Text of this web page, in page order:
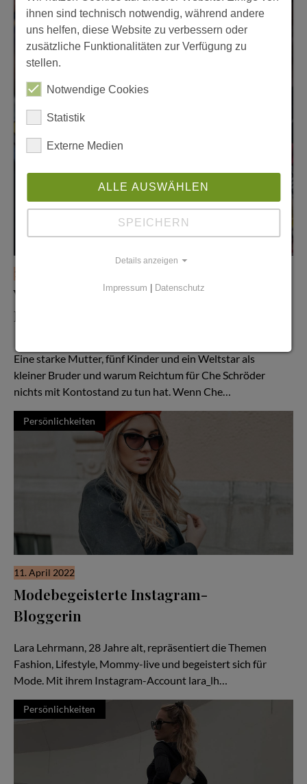
16. April 2026
Vom Prinzenpark zum
Familienimperium
Eine starke Mutter, fünf Kinder und ein Weltstar als
kleiner Bruder und warum Reichtum für Che Schröder
nichts mit Kontostand zu tun hat. Wenn Che…
Persönlichkeiten
11. April 2022
Modebegeisterte Instagram-
Bloggerin
Lara Lehrmann, 28 Jahre alt, repräsentiert die Themen
Fashion, Lifestyle, Mommy-live und begeistert sich für
Mode. Mit ihrem Instagram-Account lara_lh…
Persönlichkeiten
ihnen sind technisch notwendig, während andere
uns helfen, diese Website zu verbessern oder
zusätzliche Funktionalitäten zur Verfügung zu
stellen.
Notwendige Cookies
Statistik
Externe Medien
ALLE AUSWÄHLEN
SPEICHERN
Details anzeigen
Impressum | Datenschutz